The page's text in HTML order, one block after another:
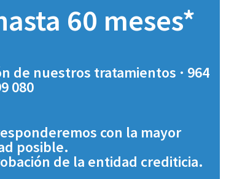
60 meses*
de nuestros tratamientos · 964
080
con la mayor
posible.
de la entidad crediticia.